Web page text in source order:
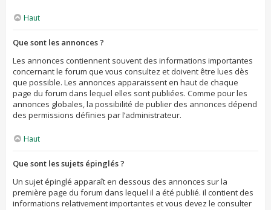
Haut
Que sont les annonces ?
Les annonces contiennent souvent des informations importantes
concernant le forum que vous consultez et doivent être lues dès
que possible. Les annonces apparaissent en haut de chaque
page du forum dans lequel elles sont publiées. Comme pour les
annonces globales, la possibilité de publier des annonces dépend
des permissions définies par l’administrateur.
Haut
Que sont les sujets épinglés ?
Un sujet épinglé apparaît en dessous des annonces sur la
première page du forum dans lequel il a été publié. il contient des
informations relativement importantes et vous devez le consulter